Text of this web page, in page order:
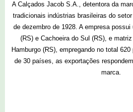
A Calçados Jacob S.A., detentora da
tradicionais indústrias brasileiras do
de dezembro de 1928. A empresa
(RS) e Cachoeira do Sul (RS), e
Hamburgo (RS), empregando no total
de 30 países, as exportações
marca.